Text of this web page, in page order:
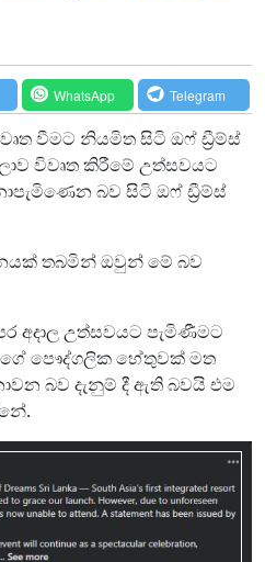
WhatsApp Telegram
වීමට නියමිත සිටි ඔෆ් ඩ්‍රීම්ස්
විවෘත කිරීමේ උත්සවයට
බව සිටි ඔෆ් ඩ්‍රීම්ස්
තබමින් ඔවුන් මේ බව
අදාල උත්සවයට පැමිණීමට
පෞද්ගලික හේතුවක් මත
බව දැනුම් දී ඇති බවයි එම